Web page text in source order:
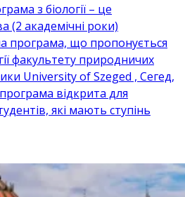
з біології – це
(2 академічні роки)
програма, що пропонується
факультету природничих
University of Szeged , Сегед,
відкрита для
які мають ступінь